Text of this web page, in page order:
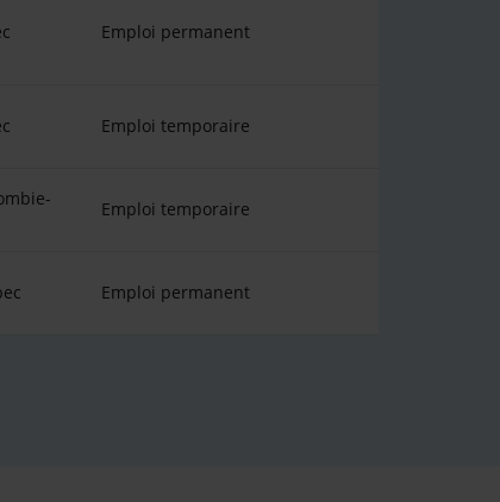
Emploi permanent
Emploi temporaire
Emploi temporaire
Emploi permanent